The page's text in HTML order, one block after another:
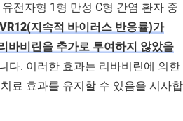
전자형 1형 만성 C형 간염 환자 중
지속적 바이러스 반응률)가
바비린을 추가로 투여하지 않았을
다. 이러한 효과는 리바비린에 의한
료 효과를 유지할 수 있음을 시사합